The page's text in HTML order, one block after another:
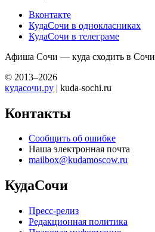
Вконтакте
КудаСочи в однокласниках
КудаСочи в телеграме
Афиша Сочи — куда сходить в Сочи
© 2013–2026
кудасочи.ру | kuda-sochi.ru
Контакты
Сообщить об ошибке
Наша электронная почта
mailbox@kudamoscow.ru
КудаСочи
Пресс-релиз
Редакционная политика